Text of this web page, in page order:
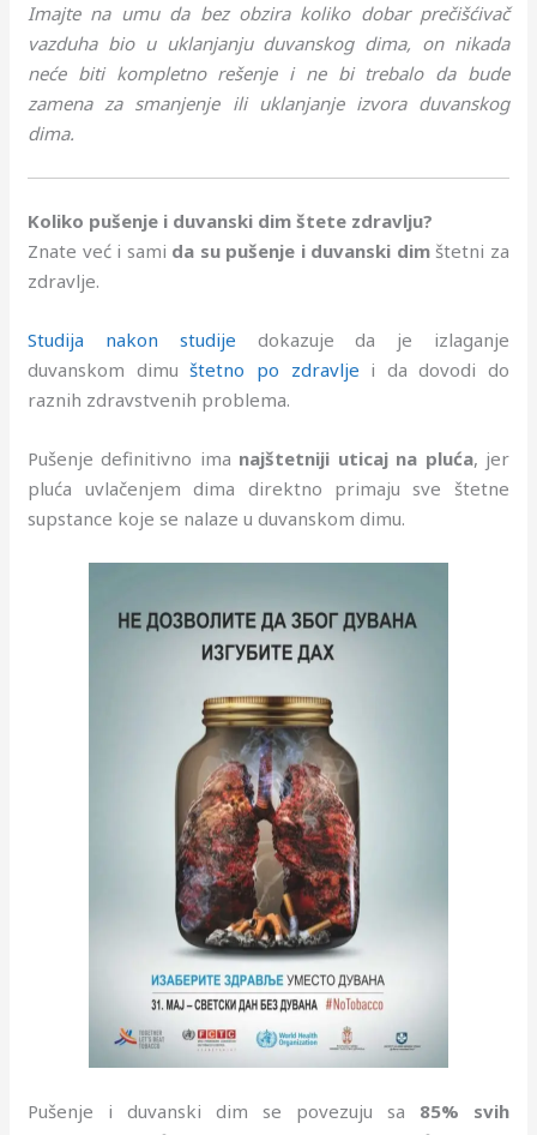
Imajte na umu da bez obzira koliko dobar prečišćivač
vazduha bio u uklanjanju duvanskog dima, on nikada
neće biti kompletno rešenje i ne bi trebalo da bude
zamena za smanjenje ili uklanjanje izvora duvanskog
dima.
Koliko pušenje i duvanski dim štete zdravlju?
Znate već i sami da su pušenje i duvanski dimštetni za
zdravlje.
Studija nakon studije dokazuje da je izlaganje
duvanskom dimuštetno po zdravlje i da dovodi do
raznih zdravstvenih problema.
Pušenje definitivno ima najštetniji uticaj na pluća, jer
pluća uvlačenjem dima direktno primaju sve štetne
supstance koje se nalaze u duvanskom dimu.
Pušenje i duvanski dim se povezuju sa 85% svih